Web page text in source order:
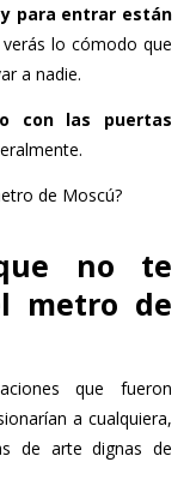
para entrar están
lo cómodo que
a nadie.
con las puertas
de Moscú?
no te
metro de
que fueron
a cualquiera,
de arte dignas de